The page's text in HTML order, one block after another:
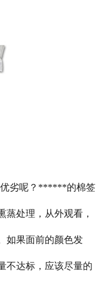
劣呢？******的棉签
处理，从外观看，
如果面前的颜色发
不达标，应该尽量的